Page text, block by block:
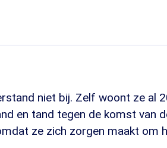
niet bij. Zelf woont ze al
en tand tegen de komst van
ze zich zorgen maakt om